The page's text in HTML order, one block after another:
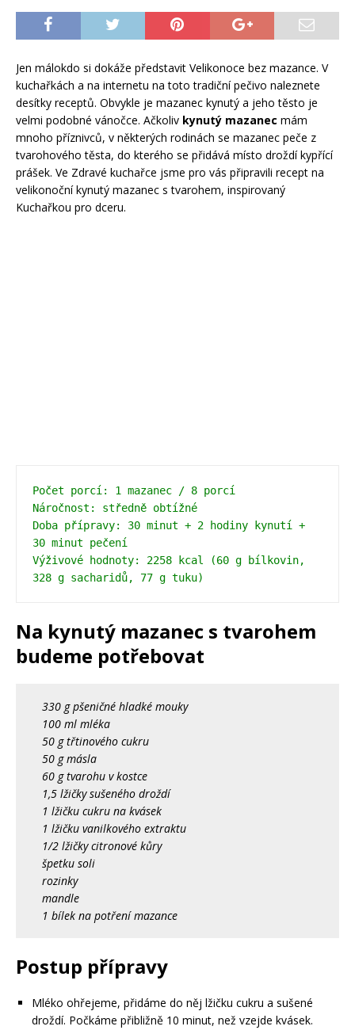
Jen málokdo si dokáže představit Velikonoce bez mazance. V
kuchařkách a na internetu na toto tradiční pečivo naleznete
desítky receptů. Obvykle je mazanec kynutý a jeho těsto je
velmi podobné vánočce. Ačkoliv kynutý mazanec mám
mnoho příznivců, v některých rodinách se mazanec peče z
tvarohového těsta, do kterého se přidává místo droždí kypřící
prášek. Ve Zdravé kuchařce jsme pro vás připravili recept na
velikonoční kynutý mazanec s tvarohem, inspirovaný
Kuchařkou pro dceru.
Počet porcí: 1 mazanec / 8 porcí
Náročnost: středně obtížné
Doba přípravy: 30 minut + 2 hodiny kynutí +
30 minut pečení
Výživové hodnoty: 2258 kcal (60 g bílkovin,
328 g sacharidů, 77 g tuku)
Na kynutý mazanec s tvarohem
budeme potřebovat
330 g pšeničné hladké mouky
100 ml mléka
50 g třtinového cukru
50 g másla
60 g tvarohu v kostce
1,5 lžičky sušeného droždí
1 lžičku cukru na kvásek
1 lžičku vanilkového extraktu
1/2 lžičky citronové kůry
špetku soli
rozinky
mandle
1 bílek na potření mazance
Postup přípravy
Mléko ohřejeme, přidáme do něj lžičku cukru a sušené
droždí. Počkáme přibližně 10 minut, než vzejde kvásek.